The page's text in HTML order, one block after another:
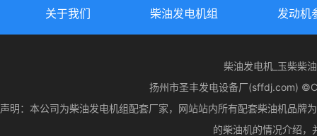
关于我们 柴油发电机组 发动机
柴油发电机_玉柴柴
扬州市圣丰发电设备厂(sffdj.com)
声明：本公司为柴油发电机组配套厂家，网站站内所有配套柴油机品牌
的柴油机的情况介绍，